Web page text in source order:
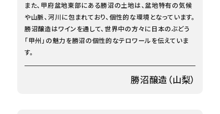
また、甲府盆地東部にある勝沼の土地は、盆地特有の気候
や山脈、河川に包まれており、個性的な環境となっています。
勝沼醸造はワインを通して、世界中の方々に日本のぶどう
「甲州」の魅力を勝沼の個性的なテロワールを伝えていま
す。
勝沼醸造（山梨）